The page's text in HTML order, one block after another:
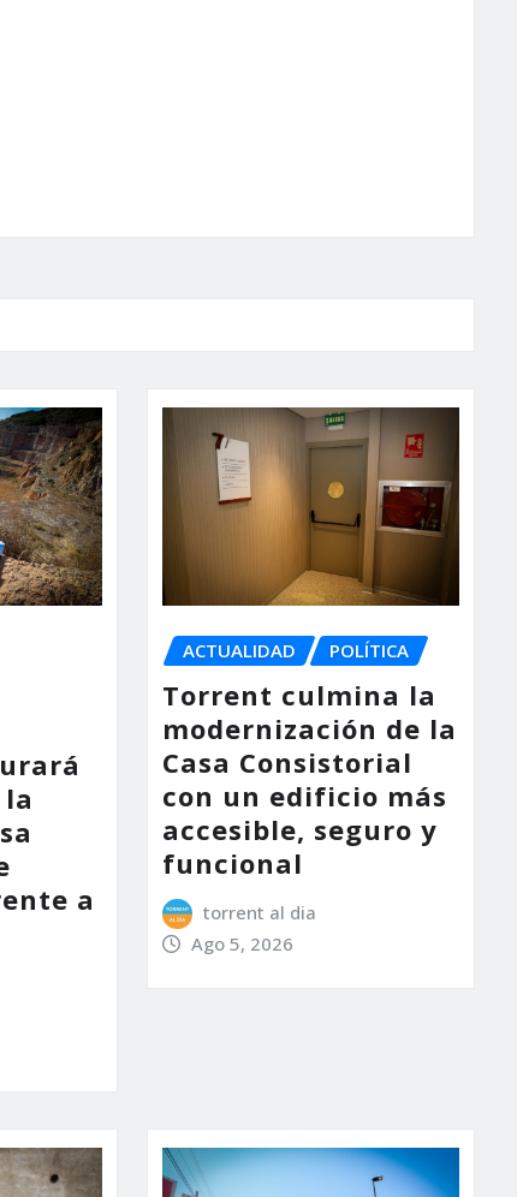
a
ACTUALIDAD POLÍTICA
Torrent culmina la
modernización de la
Casa Consistorial
con un edificio más
accesible, seguro y
funcional
torrent al dia
Ago 5, 2026